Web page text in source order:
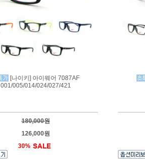
[나이키] 아이웨어 7087AF
001/005/014/024/027/421
180,000원
126,000원
30%